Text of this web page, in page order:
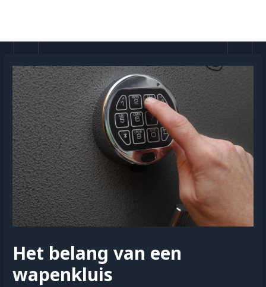
Het belang van een
wapenkluis